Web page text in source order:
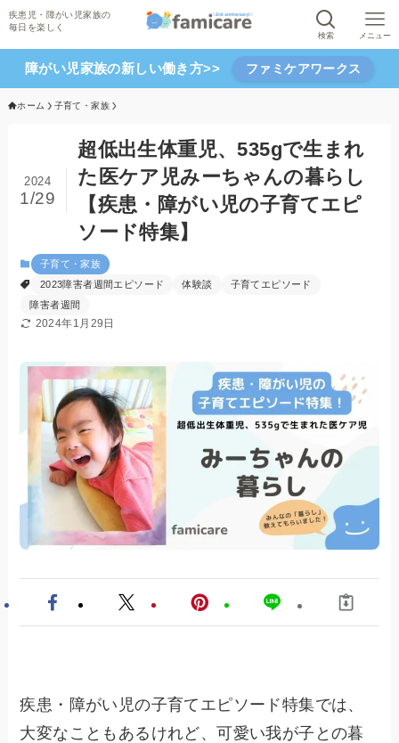
検索 メニュー
障がい児家族の新しい働き方>> ファミケアワークス
ホーム 子育て・家族
超低出生体重児、535gで生まれ
た医ケア児みーちゃんの暮らし
【疾患・障がい児の子育てエピ
ソード特集】
2024
1/29
子育て・家族
2023障害者週間エピソード
体験談
子育てエピソード
障害者週間
2024年1月29日
疾患・障がい児の子育てエピソード特集では、
大変なこともあるけれど、可愛い我が子との暮